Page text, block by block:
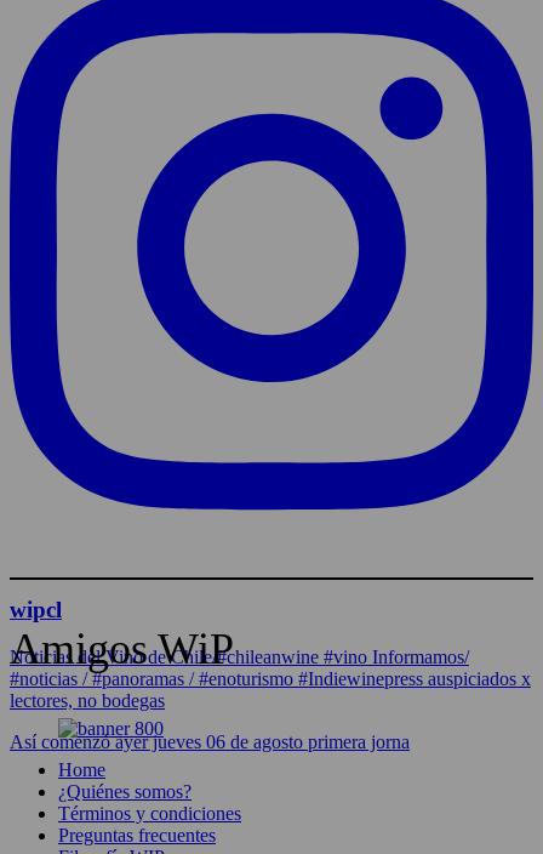
wipcl
Noticias del Vino de Chile/#chileanwine #vino Informamos/
#noticias / #panoramas / #enoturismo #Indiewinepress auspiciados x
lectores, no bodegas
Así comenzó ayer jueves 06 de agosto primera jorna
Amigos WiP
Home
¿Quiénes somos?
Términos y condiciones
Preguntas frecuentes